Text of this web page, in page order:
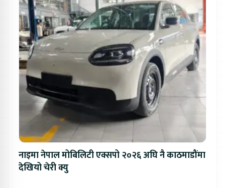
नाइमा नेपाल मोबिलिटी एक्सपो २०२६ अघि नै काठमाडौंमा
देखियो चेरी क्यु